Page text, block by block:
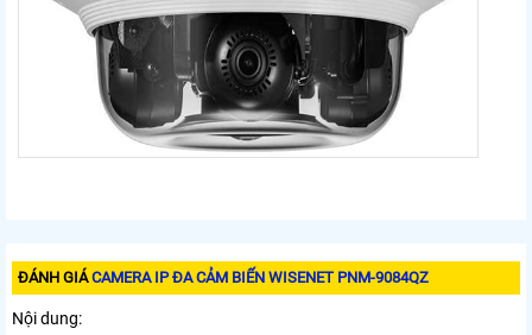
ĐÁNH GIÁCAMERA IP ĐA CẢM BIẾN WISENET PNM-9084QZ
Nội dung: